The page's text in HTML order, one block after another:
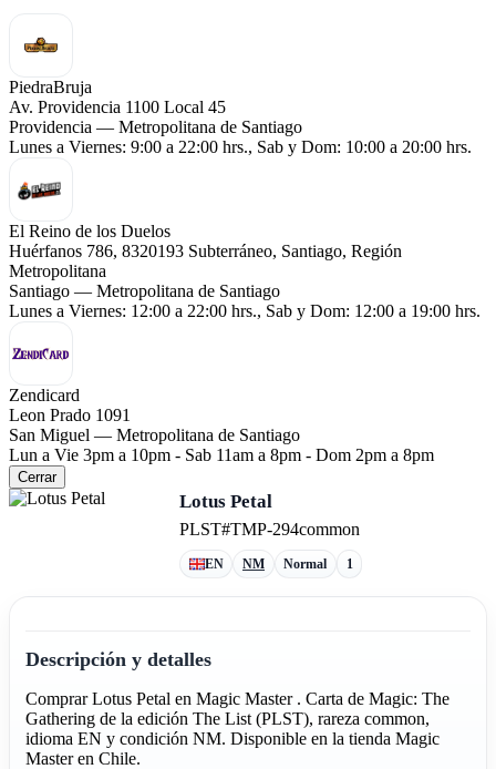
PiedraBruja
Av. Providencia 1100 Local 45
Providencia — Metropolitana de Santiago
Lunes a Viernes: 9:00 a 22:00 hrs., Sab y Dom: 10:00 a 20:00 hrs.
El Reino de los Duelos
Huérfanos 786, 8320193 Subterráneo, Santiago, Región
Metropolitana
Santiago — Metropolitana de Santiago
Lunes a Viernes: 12:00 a 22:00 hrs., Sab y Dom: 12:00 a 19:00 hrs.
Zendicard
Leon Prado 1091
San Miguel — Metropolitana de Santiago
Lun a Vie 3pm a 10pm - Sab 11am a 8pm - Dom 2pm a 8pm
Cerrar
Lotus Petal
PLST#TMP-294common
EN NM Normal 1
Descripción y detalles
Comprar Lotus Petal en Magic Master . Carta de Magic: The
Gathering de la edición The List (PLST), rareza common,
idioma EN y condición NM. Disponible en la tienda Magic
Master en Chile.